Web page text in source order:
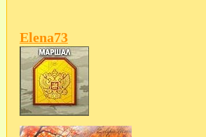
Elena73